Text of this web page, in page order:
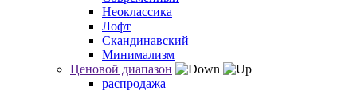
Неоклассика
Лофт
Скандинавский
Минимализм
Ценовой диапазон
распродажа